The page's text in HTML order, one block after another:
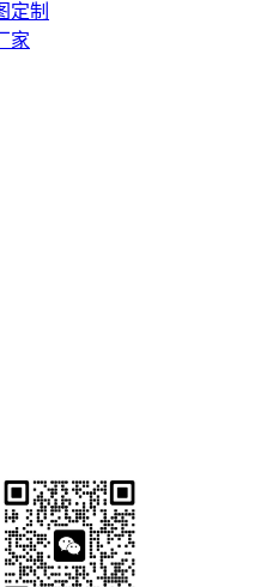
定制
家